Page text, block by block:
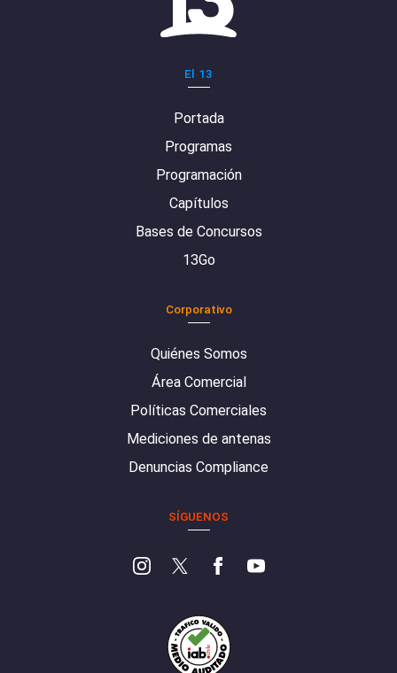
El 13
Portada
Programas
Programación
Capítulos
Bases de Concursos
13Go
Corporativo
Quiénes Somos
Área Comercial
Políticas Comerciales
Mediciones de antenas
Denuncias Compliance
SÍGUENOS